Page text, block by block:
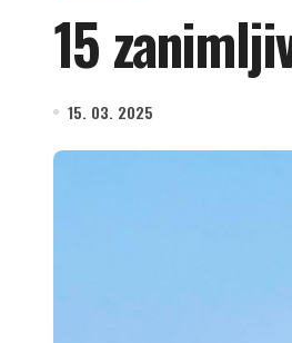
15
15. 03. 2025